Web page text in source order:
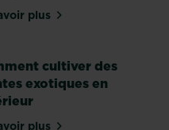
plus
sur Les plantes
cultiver des
exotiques en
plus